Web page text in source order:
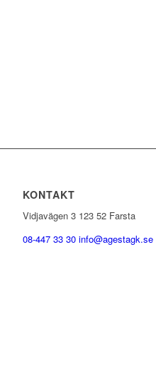
KONTAKT
Vidjavägen 3 123 52 Farsta
08-447 33 30 info@agestagk.se